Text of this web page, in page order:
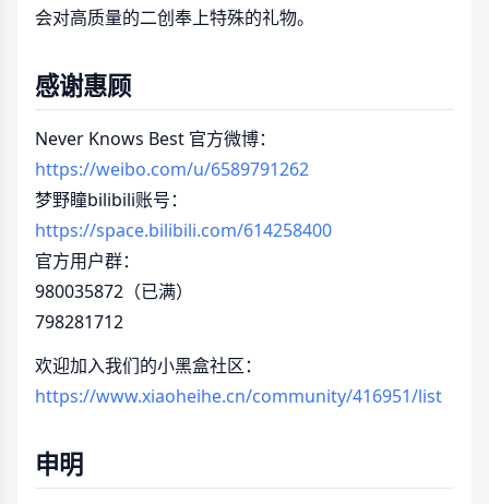
会对高质量的二创奉上特殊的礼物。
感谢惠顾
Never Knows Best 官方微博：
https://weibo.com/u/6589791262
梦野瞳bilibili账号：
https://space.bilibili.com/614258400
官方用户群：
980035872（已满）
798281712
欢迎加入我们的小黑盒社区：
https://www.xiaoheihe.cn/community/416951/list
申明